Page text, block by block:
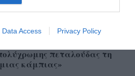
Data Access Privacy Policy
πεταλούδας τη
κάμπιας»